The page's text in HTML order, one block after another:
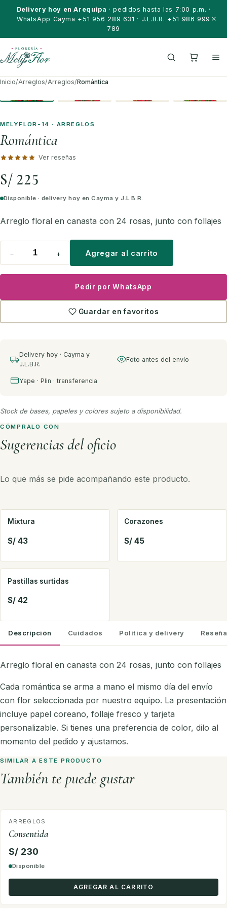
Saltar al contenido
Delivery hoy en Arequipa · pedidos hasta las 7:00 p.m. ·
WhatsApp Cayma +51 956 289 631 · J.L.B.R. +51 986 999
789
Inicio/Arreglos/Arreglos/Romántica
MELYFLOR-14 · ARREGLOS
Romántica
Ver reseñas
S/ 225
Disponible · delivery hoy en Cayma y J.L.B.R.
Arreglo floral en canasta con 24 rosas, junto con follajes
− + Agregar al carrito
Pedir por WhatsApp
Guardar en favoritos
Delivery hoy · Cayma y
J.L.B.R.
Foto antes del envío
Yape · Plin · transferencia
Stock de bases, papeles y colores sujeto a disponibilidad.
CÓMPRALO CON
Sugerencias del oficio
Lo que más se pide acompañando este producto.
Mixtura
S/ 43
Corazones
S/ 45
Pastillas surtidas
S/ 42
Descripción Cuidados Política y delivery
Arreglo floral en canasta con 24 rosas, junto con follajes
Cada romántica se arma a mano el mismo día del envío
con flor seleccionada por nuestro equipo. La presentación
incluye papel coreano, follaje fresco y tarjeta
personalizable. Si tienes una preferencia de color, dilo al
momento del pedido y ajustamos.
SIMILAR A ESTE PRODUCTO
También te puede gustar
ARREGLOS
Consentida
S/ 230
Disponible
AGREGAR AL CARRITO